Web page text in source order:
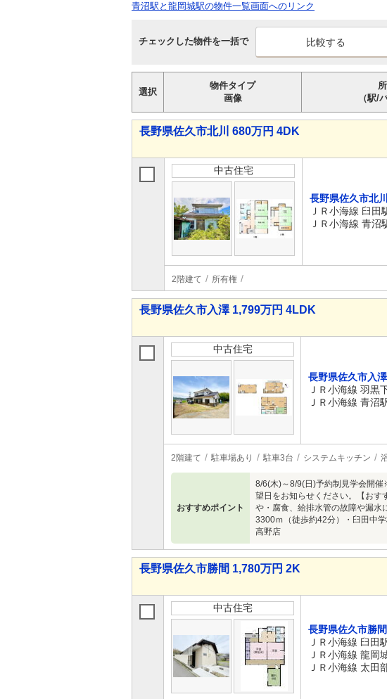
青沼駅と龍岡城駅の物件一覧画面へのリンク
チェックした物件を一括で
選択
物件タイプ
画像
（駅/
長野県佐久市北川 680万円 4DK
中古住宅
長野県佐久市北川
ＪＲ小海線 臼田
ＪＲ小海線 青沼
2階建て 所有権
長野県佐久市入澤 1,799万円 4LDK
中古住宅
長野県佐久市入澤
ＪＲ小海線 羽黒
ＪＲ小海線 青沼
2階建て 駐車場あり 駐車3台 システムキッチン
おすすめポイント
8/6(木)～8/9(日)予約制見学会開
望日をお知らせください。【おす
や・腐食、給排水管の故障や漏水
3300ｍ（徒歩約42分）・臼田中
高野店
長野県佐久市勝間 1,780万円 2K
中古住宅
長野県佐久市勝間
ＪＲ小海線 臼田
ＪＲ小海線 龍岡
ＪＲ小海線 太田